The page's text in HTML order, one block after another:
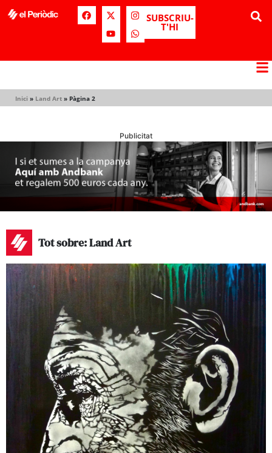
SUBSCRIU-
T'HI
Inici » Land Art » Pàgina 2
Publicitat
Tot sobre: Land Art